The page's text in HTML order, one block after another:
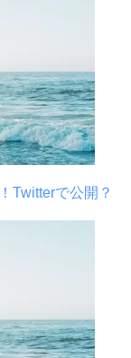
Twitterで公開？